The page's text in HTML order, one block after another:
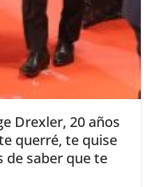
Drexler, 20 años
querré, te quise
de saber que te